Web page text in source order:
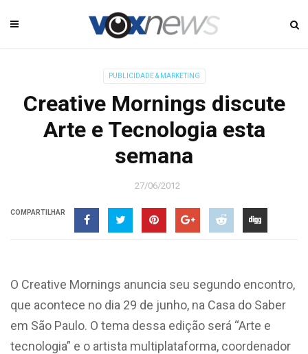
PUBLICIDADE & MARKETING
Creative Mornings discute
Arte e Tecnologia esta
semana
27/06/2012
COMPARTILHAR
O Creative Mornings anuncia seu segundo encontro,
que acontece no dia 29 de junho, na Casa do Saber
em São Paulo. O tema dessa edição será “Arte e
tecnologia” e o artista multiplataforma, coordenador